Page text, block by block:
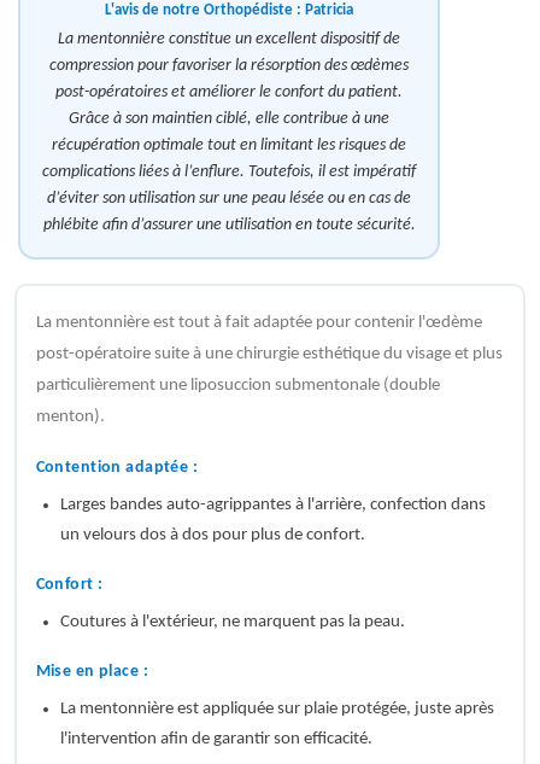
L'avis de notre Orthopédiste : Patricia
La mentonnière constitue un excellent dispositif de
compression pour favoriser la résorption des œdèmes
post-opératoires et améliorer le confort du patient.
Grâce à son maintien ciblé, elle contribue à une
récupération optimale tout en limitant les risques de
complications liées à l’enflure. Toutefois, il est impératif
d’éviter son utilisation sur une peau lésée ou en cas de
phlébite afin d’assurer une utilisation en toute sécurité.
La mentonnière est tout à fait adaptée pour contenir l'œdème
post-opératoire suite à une chirurgie esthétique du visage et plus
particulièrement une liposuccion submentonale (double
menton).
Contention adaptée :
Larges bandes auto-agrippantes à l'arrière, confection dans
un velours dos à dos pour plus de confort.
Confort :
Coutures à l'extérieur, ne marquent pas la peau.
Mise en place :
La mentonnière est appliquée sur plaie protégée, juste après
l'intervention afin de garantir son efficacité.